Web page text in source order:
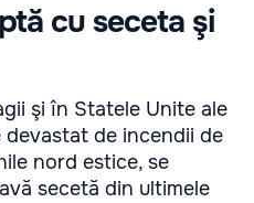
cu seceta şi
şi în Statele Unite ale
devastat de incendii de
nord estice, se
secetă din ultimele